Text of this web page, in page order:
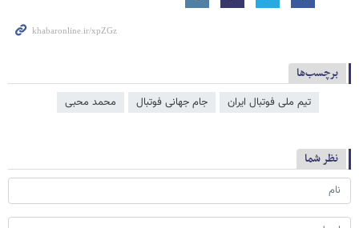
برچسب‌ها
تیم ملی فوتبال ایران جام جهانی فوتبال محمد محبی
نظر شما